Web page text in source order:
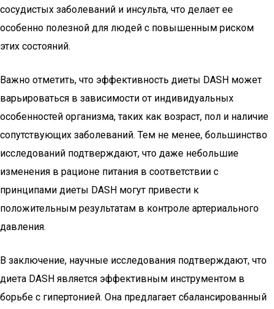
сосудистых заболеваний и инсульта, что делает ее
особенно полезной для людей с повышенным риском
этих состояний.
Важно отметить, что эффективность диеты DASH может
варьироваться в зависимости от индивидуальных
особенностей организма, таких как возраст, пол и наличие
сопутствующих заболеваний. Тем не менее, большинство
исследований подтверждают, что даже небольшие
изменения в рационе питания в соответствии с
принципами диеты DASH могут привести к
положительным результатам в контроле артериального
давления.
В заключение, научные исследования подтверждают, что
диета DASH является эффективным инструментом в
борьбе с гипертонией. Она предлагает сбалансированный